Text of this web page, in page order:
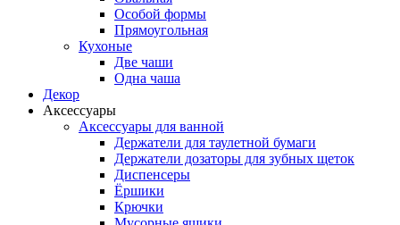
Особой формы
Прямоугольная
Кухоные
Две чаши
Одна чаша
Декор
Аксессуары
Аксессуары для ванной
Держатели для таулетной бумаги
Держатели дозаторы для зубных щеток
Диспенсеры
Ёршики
Крючки